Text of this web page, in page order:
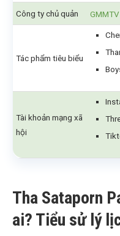
Công ty chủ quản GMMTV
Tác phẩm tiêu biểu
Tài khoản mạng xã
hội
Tha Sataporn
ai? Tiểu sử lý